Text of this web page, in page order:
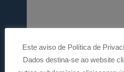
Este aviso de Política de
Dados destina-se ao website